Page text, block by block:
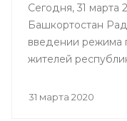
Сегодня, 31 марта
Башкортостан
введении режима
жителей
31 марта 2020